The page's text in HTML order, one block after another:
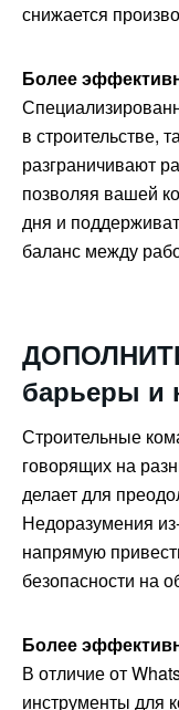
снижается
Более
в строительстве,
разграничивают
позволяя вашей
дня и
баланс между
барьеры и
Строительные
говорящих на
делает для
Недоразумения
напрямую
безопасности на
Более
В отличие от
инструменты для